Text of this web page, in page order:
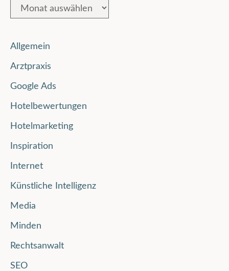
Allgemein
Arztpraxis
Google Ads
Hotelbewertungen
Hotelmarketing
Inspiration
Internet
Künstliche Intelligenz
Media
Minden
Rechtsanwalt
SEO